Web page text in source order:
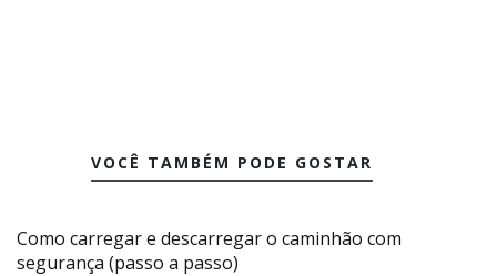
VOCÊ TAMBÉM PODE GOSTAR
Como carregar e descarregar o caminhão com
segurança (passo a passo)